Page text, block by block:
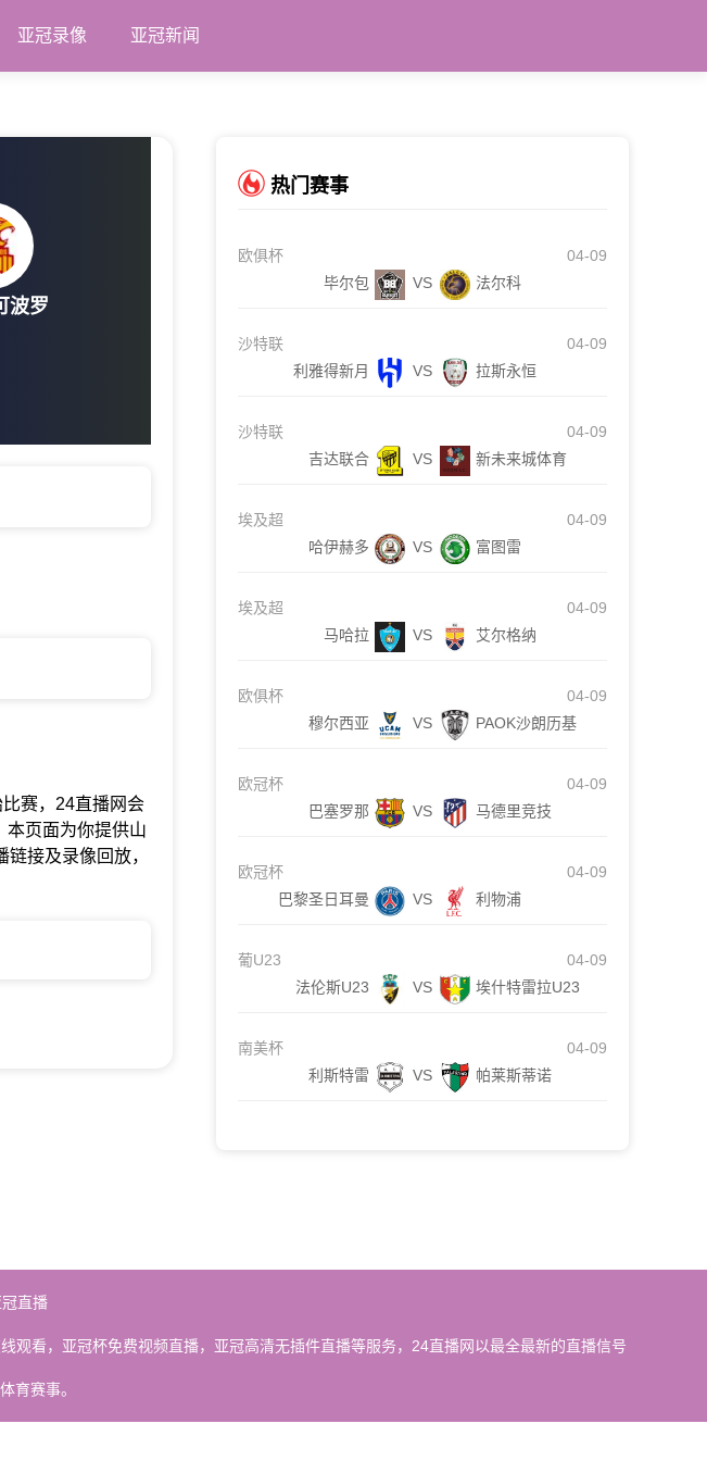
亚冠录像 亚冠新闻
波罗
赛，24直播网会
本页面为你提供山
接及录像回放，
热门赛事
欧俱杯
04-09
毕尔包
VS 法尔科
沙特联
04-09
利雅得新月
VS 拉斯永恒
沙特联
04-09
吉达联合
VS 新未来城体育
埃及超
04-09
哈伊赫多
VS 富图雷
埃及超
04-09
马哈拉
VS 艾尔格纳
欧俱杯
04-09
穆尔西亚
VS PAOK沙朗历基
欧冠杯
04-09
巴塞罗那
VS 马德里竞技
欧冠杯
04-09
巴黎圣日耳曼
VS 利物浦
葡U23
04-09
法伦斯U23
VS 埃什特雷拉U23
南美杯
04-09
利斯特雷
VS 帕莱斯蒂诺
冠直播
看，亚冠杯免费视频直播，亚冠高清无插件直播等服务，24直播网以最全最新的直播信号
育赛事。